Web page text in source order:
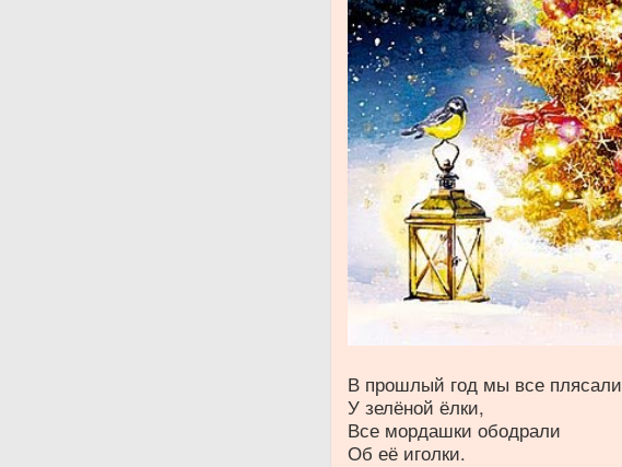
В прошлый год мы все плясали
У зелёной ёлки,
Все мордашки ободрали
Об её иголки.